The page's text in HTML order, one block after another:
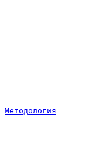
Методология